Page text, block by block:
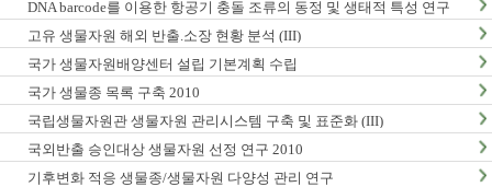
DNA barcode를 이용한 항공기 충돌 조류의 동정 및 생태적 특성 연구
고유 생물자원 해외 반출.소장 현황 분석 (III)
국가 생물자원배양센터 설립 기본계획 수립
국가 생물종 목록 구축 2010
국립생물자원관 생물자원 관리시스템 구축 및 표준화 (III)
국외반출 승인대상 생물자원 선정 연구 2010
기후변화 적응 생물종/생물자원 다양성 관리 연구